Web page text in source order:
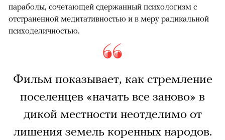
параболы, сочетающей сдержанный психологизм с
отстраненной медитативностью и в меру радикальной
психоделичностью.
Фильм показывает, как стремление
поселенцев «начать все заново» в
дикой местности неотделимо от
лишения земель коренных народов.